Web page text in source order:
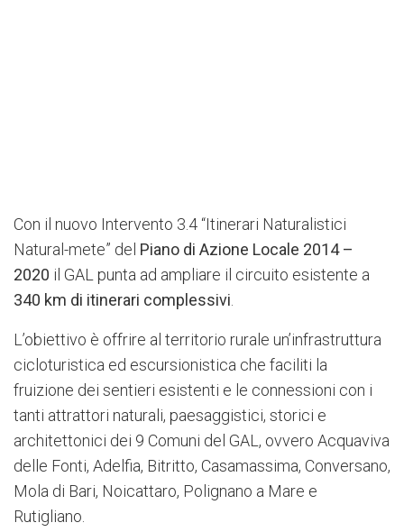
Con il nuovo Intervento 3.4 “Itinerari Naturalistici
Natural-mete” del Piano di Azione Locale 2014 –
2020 il GAL punta ad ampliare il circuito esistente a
340 km di itinerari complessivi
L’obiettivo è offrire al territorio rurale un’infrastruttura
cicloturistica ed escursionistica che faciliti la
fruizione dei sentieri esistenti e le connessioni con i
tanti attrattori naturali, paesaggistici, storici e
architettonici dei 9 Comuni del GAL, ovvero Acquaviva
delle Fonti, Adelfia, Bitritto, Casamassima, Conversano,
Mola di Bari, Noicattaro, Polignano a Mare e
Rutigliano.